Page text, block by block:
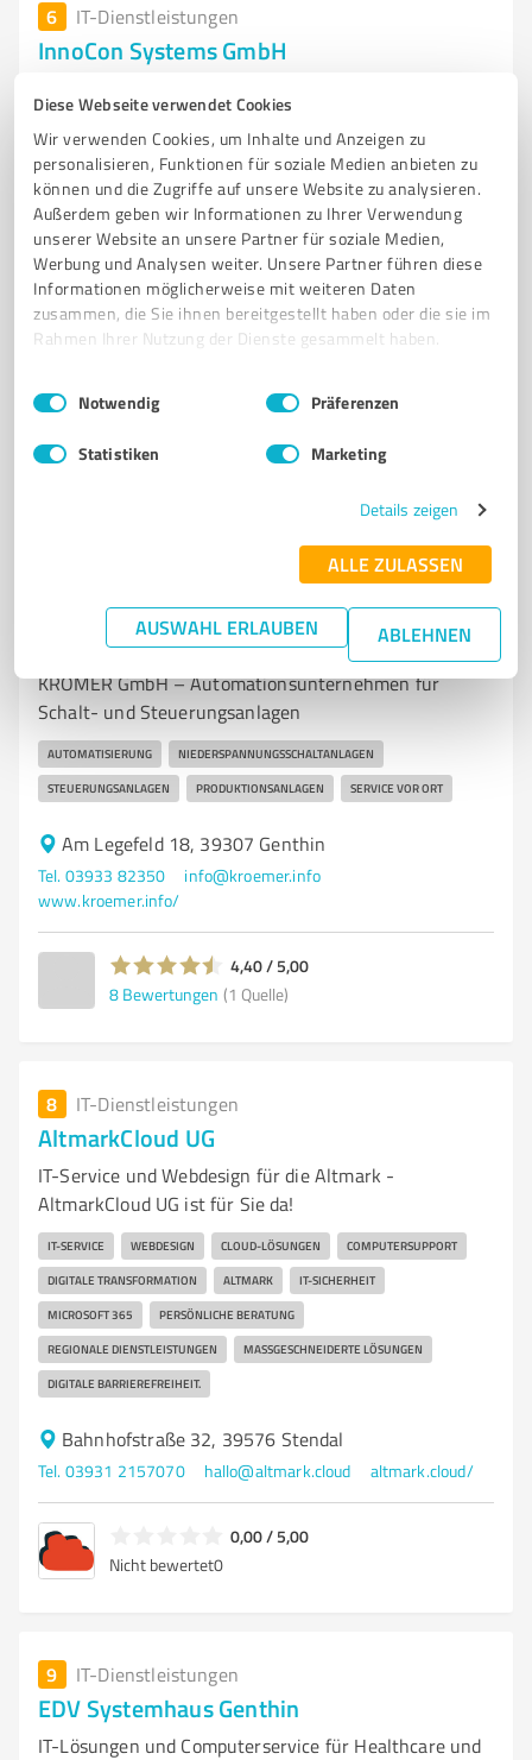
Diese Webseite verwendet Cookies
Wir verwenden Cookies, um Inhalte und Anzeigen zu
personalisieren, Funktionen für soziale Medien anbieten zu
können und die Zugriffe auf unsere Website zu analysieren.
Außerdem geben wir Informationen zu Ihrer Verwendung
unserer Website an unsere Partner für soziale Medien,
Werbung und Analysen weiter. Unsere Partner führen diese
Informationen möglicherweise mit weiteren Daten
zusammen, die Sie ihnen bereitgestellt haben oder die sie im
Rahmen Ihrer Nutzung der Dienste gesammelt haben.
Impressum Datenschutzbestimmungen
Einwilligungsauswahl
Notwendig Präferenzen
Statistiken Marketing
Details zeigen
ALLE ZULASSEN
AUSWAHL ERLAUBEN ABLEHNEN
6 IT-Dienstleistungen
InnoCon Systems GmbH
und Verwaltung in Tangermünde
SOFTWAREENTWICKLUNG DIGITALE LÖSUNGEN GESUNDHEITSWESEN
ÖFFENTLICHE VERWALTUNG LOGISTIK DIGITALE FORMULARE
ELEKTRONISCHE SIGNATUREN
TERMINBUCHUNGSSYSTEME DATENSCHUTZ ERP-INTEGRATION
NOMIC
Kirchstraße 50, 39590 Tangermünde
www.innocon-systems.de/wnf/navbar/wnf.php
IT-Dienstleistungen
KRÖMER GmbH
KRÖMER GmbH – Automationsunternehmen für
Schalt- und Steuerungsanlagen
AUTOMATISIERUNG NIEDERSPANNUNGSSCHALTANLAGEN
STEUERUNGSANLAGEN PRODUKTIONSANLAGEN SERVICE VOR ORT
Am Legefeld 18, 39307 Genthin
Tel. 03933 82350
info@kroemer.info
www.kroemer.info/
4,40 / 5,00
8 Bewertungen (1 Quelle)
8 IT-Dienstleistungen
AltmarkCloud UG
IT-Service und Webdesign für die Altmark -
AltmarkCloud UG ist für Sie da!
IT-SERVICE WEBDESIGN CLOUD-LÖSUNGEN COMPUTERSUPPORT
DIGITALE TRANSFORMATION ALTMARK IT-SICHERHEIT
MICROSOFT 365 PERSÖNLICHE BERATUNG
REGIONALE DIENSTLEISTUNGEN MASSGESCHNEIDERTE LÖSUNGEN
DIGITALE BARRIEREFREIHEIT.
Bahnhofstraße 32, 39576 Stendal
Tel. 03931 2157070 hallo@altmark.cloud altmark.cloud/
0,00 / 5,00
Nicht bewertet0
9 IT-Dienstleistungen
EDV Systemhaus Genthin
IT-Lösungen und Computerservice für Healthcare und